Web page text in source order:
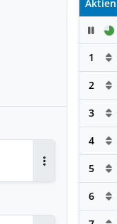
Aktien
1
2
3
4
5
6